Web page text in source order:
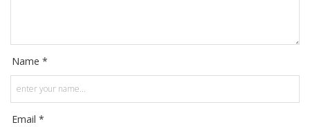
Name *
Email *